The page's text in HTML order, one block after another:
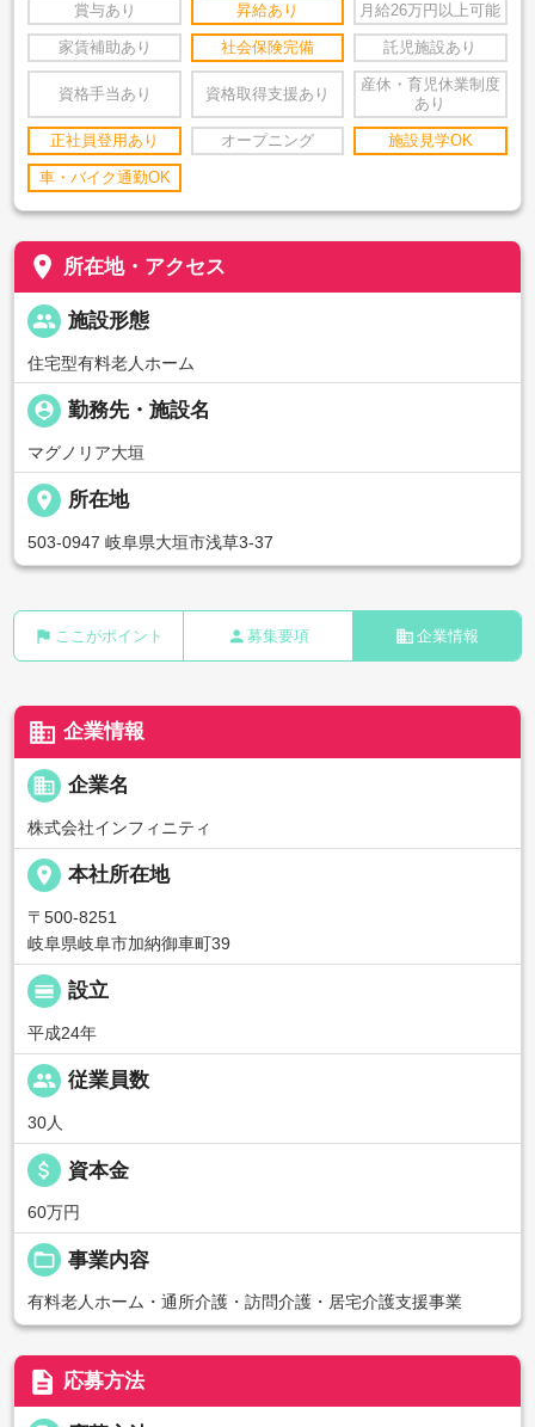
賞与あり 昇給あり 月給26万円以上可能
家賃補助あり 社会保険完備 託児施設あり
資格手当あり 資格取得支援あり
産休・育児休業制度
あり
正社員登用あり オープニング 施設見学OK
車・バイク通勤OK
place 所在地・アクセス
people 施設形態
住宅型有料老人ホーム
person_pin 勤務先・施設名
マグノリア大垣
place 所在地
503-0947 岐阜県大垣市浅草3-37
flag ここがポイント person 募集要項 business 企業情報
business 企業情報
business 企業名
株式会社インフィニティ
place 本社所在地
〒500-8251
岐阜県岐阜市加納御車町39
calendar_view_day 設立
平成24年
people 従業員数
30人
attach_money 資本金
60万円
folder_open 事業内容
有料老人ホーム・通所介護・訪問介護・居宅介護支援事業
description 応募方法